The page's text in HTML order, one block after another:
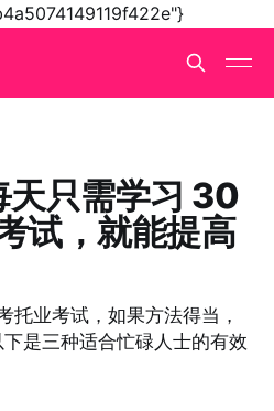
天只需学习 30
试，就能提高
托业考试，如果方法得当，
是三种适合忙碌人士的有效